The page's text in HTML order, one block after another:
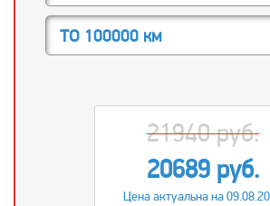
ТО 100000 км
21940 руб.
20689 руб.
Цена актуальна на